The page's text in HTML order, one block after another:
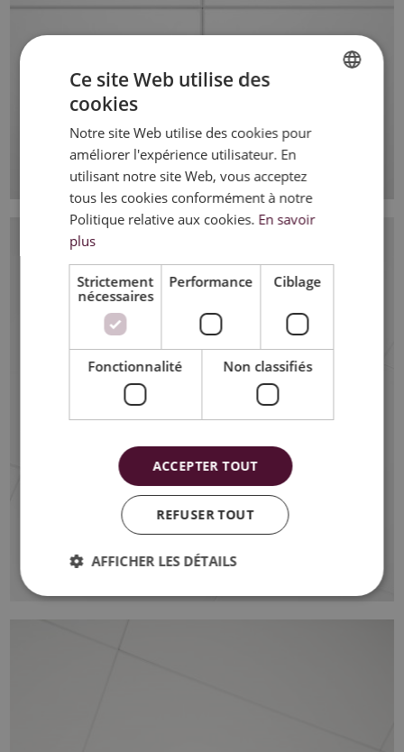
FRENCH
Ce site Web utilise des
cookies
Notre site Web utilise des cookies pour
améliorer l'expérience utilisateur. En
utilisant notre site Web, vous acceptez
tous les cookies conformément à notre
Politique relative aux cookies. En savoir
plus
Strictement
nécessaires
Performance Ciblage
Fonctionnalité Non classifiés
ACCEPTER TOUT
REFUSER TOUT
AFFICHER LES DÉTAILS